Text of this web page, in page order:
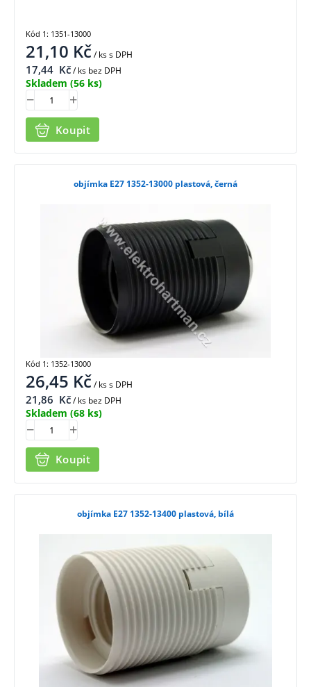
21,10 Kč/ kss DPH
17,44 Kč/ ks bez DPH
Skladem (56 ks)
Koupit
Kód 1: 1351-13000
objímka E27 1352-13000 plastová, černá
26,45 Kč/ kss DPH
21,86 Kč/ ks bez DPH
Skladem (68 ks)
Koupit
Kód 1: 1352-13000
objímka E27 1352-13400 plastová, bílá